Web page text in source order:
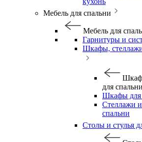
Мебель для спальни
Мебель для
Гарнитуры и
Шкафы,
для спальни
Шкафы для
Стеллажи
спальни
Столы и стулья